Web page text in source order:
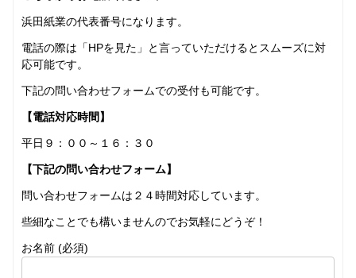
浜田紙業の代表番号になります。
電話の際は「HPを見た」と言っていただけるとスムーズに対
応可能です。
下記の問い合わせフォームでの受付も可能です。
【電話対応時間】
平日９：００～１６：３０
【下記の問い合わせフォーム】
問い合わせフォームは２４時間対応しています。
些細なことでも構いませんのでお気軽にどうぞ！
お名前 (必須)